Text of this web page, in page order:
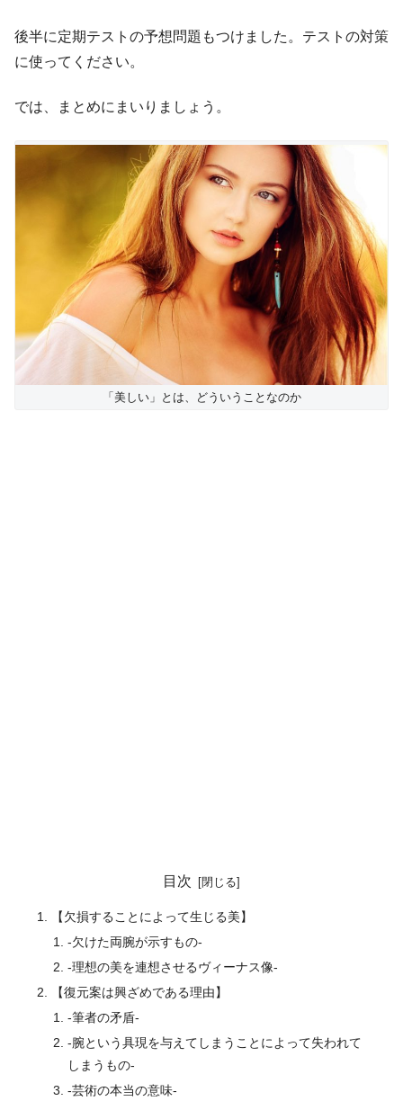
後半に定期テストの予想問題もつけました。テストの対策
に使ってください。
では、まとめにまいりましょう。
「美しい」とは、どういうことなのか
目次
【欠損することによって生じる美】
-欠けた両腕が示すもの-
-理想の美を連想させるヴィーナス像-
【復元案は興ざめである理由】
-筆者の矛盾-
-腕という具現を与えてしまうことによって失われて
しまうもの-
-芸術の本当の意味-